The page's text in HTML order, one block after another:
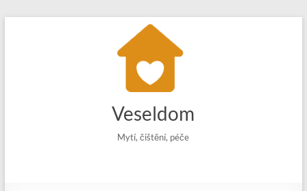
Veseldom
Mytí, čištění, péče